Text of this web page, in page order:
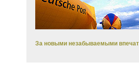
За новыми незабываемыми